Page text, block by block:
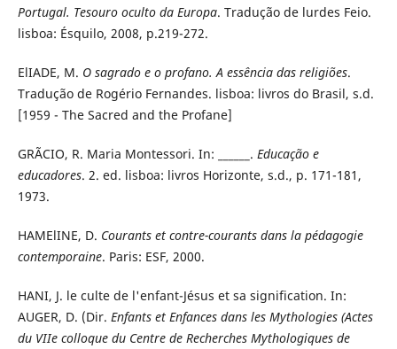
Portugal. Tesouro oculto da Europa. Tradução de lurdes Feio.
lisboa: Ésquilo, 2008, p.219-272.
ElIADE, M. O sagrado e o profano. A essência das religiões.
Tradução de Rogério Fernandes. lisboa: livros do Brasil, s.d.
[1959 - The Sacred and the Profane]
GRÃCIO, R. Maria Montessori. In: ______. Educação e
educadores. 2. ed. lisboa: livros Horizonte, s.d., p. 171-181,
1973.
HAMElINE, D. Courants et contre-courants dans la pédagogie
contemporaine. Paris: ESF, 2000.
HANI, J. le culte de l'enfant-Jésus et sa signification. In:
AUGER, D. (Dir. Enfants et Enfances dans les Mythologies (Actes
du VIIe colloque du Centre de Recherches Mythologiques de